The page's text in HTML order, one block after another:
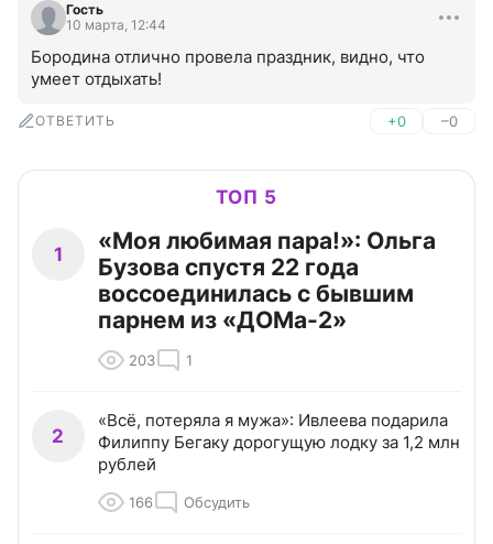
Гость
10 марта, 12:44
Бородина отлично провела праздник, видно, что
умеет отдыхать!
ОТВЕТИТЬ +0 –0
ТОП 5
1
«Моя любимая пара!»: Ольга
Бузова спустя 22 года
воссоединилась с бывшим
парнем из «ДОМа-2»
203 1
2
«Всё, потеряла я мужа»: Ивлеева подарила
Филиппу Бегаку дорогущую лодку за 1,2 млн
рублей
166 Обсудить